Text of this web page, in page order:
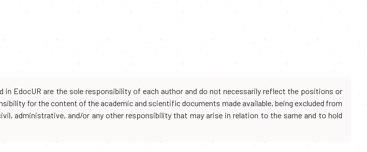
EdocUR are the sole responsibility of each author and do not necessarily reflect the positions or
for the content of the academic and scientific documents made available, being excluded from
administrative, and/or any other responsibility that may arise in relation to the same and to hold